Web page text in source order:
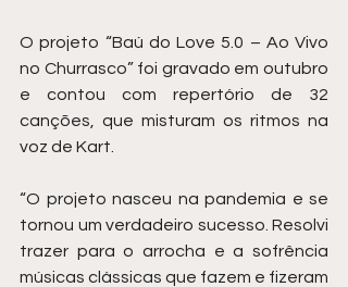
O projeto “Baú do Love 5.0 – Ao Vivo
no Churrasco” foi gravado em outubro
e contou com repertório de 32
canções, que misturam os ritmos na
voz de Kart.
“O projeto nasceu na pandemia e se
tornou um verdadeiro sucesso. Resolvi
trazer para o arrocha e a sofrência
músicas clássicas que fazem e fizeram